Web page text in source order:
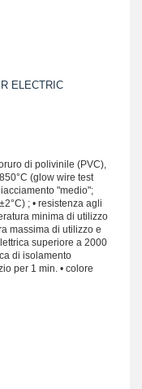
ELECTRIC
di polivinile (PVC),
(glow wire test
"medio";
; • resistenza agli
minima di utilizzo
massima di utilizzo e
superiore a 2000
di isolamento
per 1 min. • colore